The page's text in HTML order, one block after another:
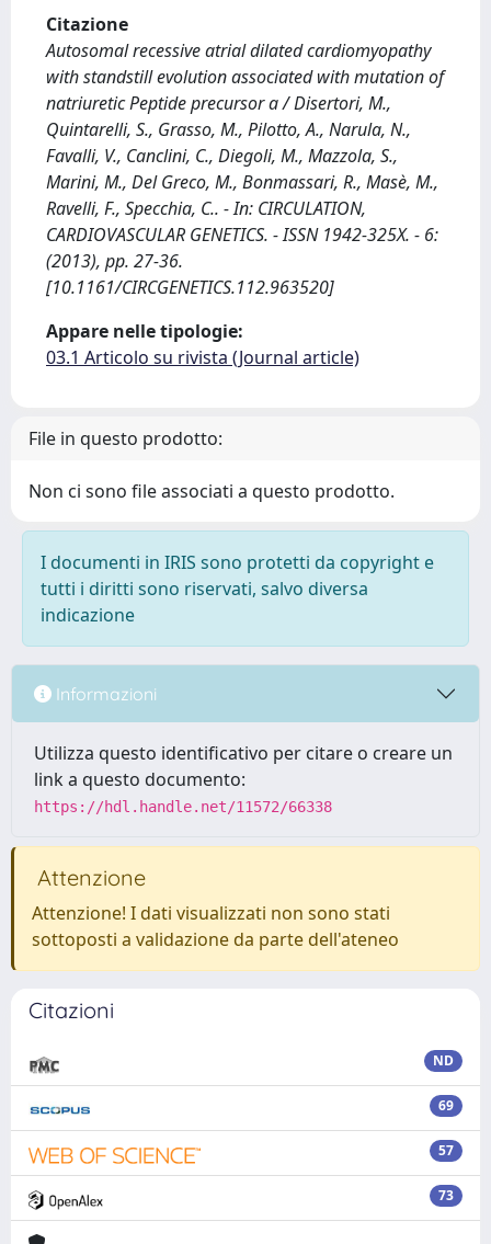
Citazione
Autosomal recessive atrial dilated cardiomyopathy
with standstill evolution associated with mutation of
natriuretic Peptide precursor a / Disertori, M.,
Quintarelli, S., Grasso, M., Pilotto, A., Narula, N.,
Favalli, V., Canclini, C., Diegoli, M., Mazzola, S.,
Marini, M., Del Greco, M., Bonmassari, R., Masè, M.,
Ravelli, F., Specchia, C.. - In: CIRCULATION,
CARDIOVASCULAR GENETICS. - ISSN 1942-325X. - 6:
(2013), pp. 27-36.
[10.1161/CIRCGENETICS.112.963520]
Appare nelle tipologie:
03.1 Articolo su rivista (Journal article)
File in questo prodotto:
Non ci sono file associati a questo prodotto.
I documenti in IRIS sono protetti da copyright e
tutti i diritti sono riservati, salvo diversa
indicazione
Informazioni
Utilizza questo identificativo per citare o creare un
link a questo documento:
https://hdl.handle.net/11572/66338
Attenzione
Attenzione! I dati visualizzati non sono stati
sottoposti a validazione da parte dell'ateneo
Citazioni
ND
69
57
73